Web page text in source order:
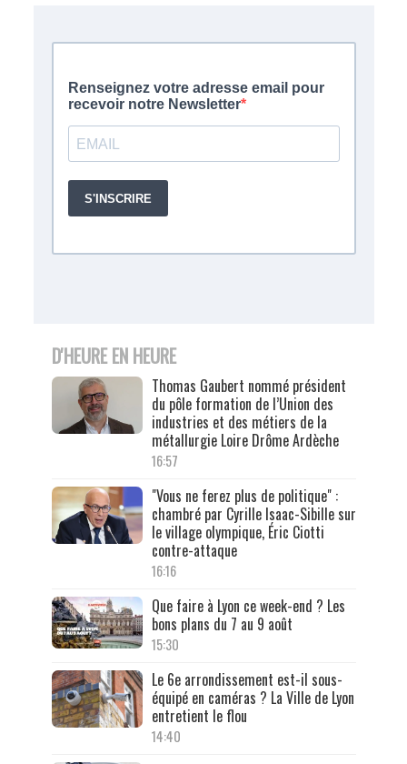
D'HEURE EN HEURE
Thomas Gaubert nommé président
du pôle formation de l’Union des
industries et des métiers de la
métallurgie Loire Drôme Ardèche
16:57
"Vous ne ferez plus de politique" :
chambré par Cyrille Isaac-Sibille sur
le village olympique, Éric Ciotti
contre-attaque
16:16
Que faire à Lyon ce week-end ? Les
bons plans du 7 au 9 août
15:30
Le 6e arrondissement est-il sous-
équipé en caméras ? La Ville de Lyon
entretient le flou
14:40